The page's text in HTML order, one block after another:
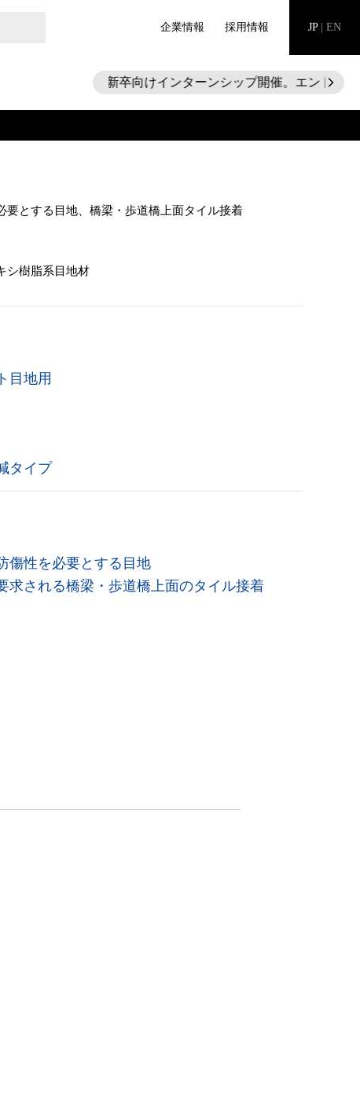
企業情報 採用情報 JP EN
28新卒向けインターンシップ開催。エントリー受
arrow_forward_ios
1.7kg フィルムパック
要とする目地、橋梁・歩道橋上面タイル接着
シ樹脂系目地材
目地用
タイプ
傷性を必要とする目地
求される橋梁・歩道橋上面のタイル接着